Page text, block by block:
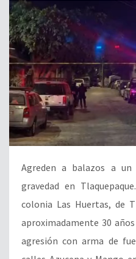
Agreden a balazos a
gravedad en
colonia Las Huertas, de
aproximadamente 30
agresión con arma de